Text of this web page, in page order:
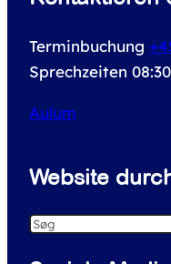
Terminbuchung
Sprechzeiten
Aulum
Website
S